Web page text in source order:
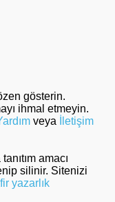
gösterin.
ihmal etmeyin.
veya
İletişim
amacı
silinir. Sitenizi
yazarlık